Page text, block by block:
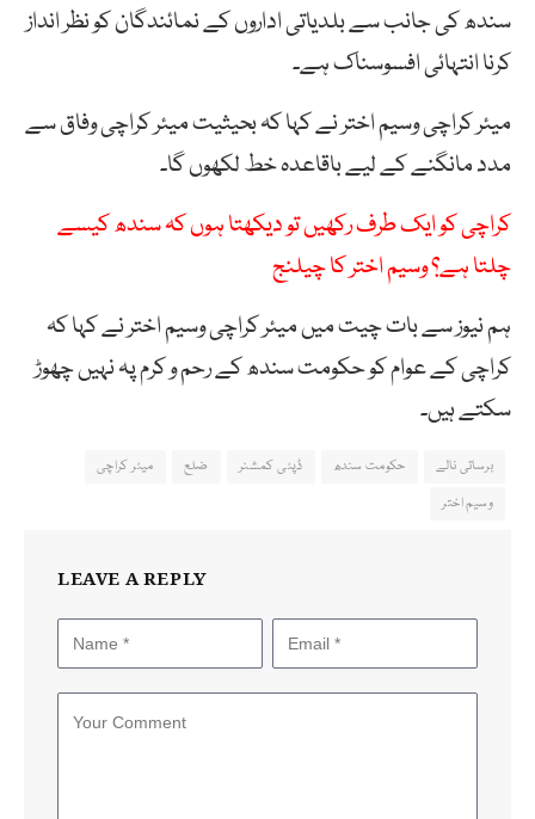
سندھ کی جانب سے بلدیاتی اداروں کے نمائندگان کو نظر انداز
کرنا انتہائی افسوسناک ہے۔
میئر کراچی وسیم اختر نے کہا کہ بحیثیت میئر کراچی وفاق سے
مدد مانگنے کے لیے باقاعدہ خط لکھوں گا۔
کراچی کو ایک طرف رکھیں تو دیکھتا ہوں کہ سندھ کیسے
چلتا ہے؟ وسیم اختر کا چیلنج
ہم نیوز سے بات چیت میں میئر کراچی وسیم اختر نے کہا کہ
کراچی کے عوام کو حکومت سندھ کے رحم و کرم پہ نہیں چھوڑ
سکتے ہیں۔
برساتی نالے حکومت سندھ ڈپٹی کمشنر ضلع
میئر کراچی
وسیم اختر
LEAVE A REPLY